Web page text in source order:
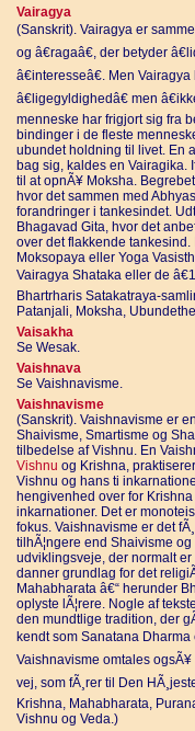
Vairagya
(Sanskrit). Vairagya er
og â€ragaâ€, der betyder
â€interesseâ€. Men
â€ligegyldighedâ€ men
menneske har frigjort sig fra
bindinger i de fleste
ubundet holdning til livet. En
bag sig, kaldes en Vairagika.
til at opnÃ¥ Moksha.
hvor det sammen med
forandringer i tankesindet.
Bhagavad Gita, hvor det
over det flakkende
Moksopaya eller Yoga
Vairagya Shataka eller de
Bhartrharis Satakatraya-
Patanjali, Moksha,
Vaisakha
Se Wesak.
Vaishnava
Se Vaishnavisme.
Vaishnavisme
(Sanskrit). Vaishnavisme er
Shaivisme, Smartisme og
tilbedelse af Vishnu. En
Vishnu og Krishna,
Vishnu og hans ti
hengivenhed over for
inkarnationer. Det er
fokus. Vaishnavisme er det
tilhÃ¦ngere end Shaivisme
udviklingsveje, der normalt
danner grundlag for det
Mahabharata â€“ herunder
oplyste lÃ¦rere. Nogle af
den mundtlige tradition, der
kendt som Sanatana Dharma
Vaishnavisme omtales
vej, som fÃ¸rer til Den
Krishna, Mahabharata,
Vishnu og Veda.)